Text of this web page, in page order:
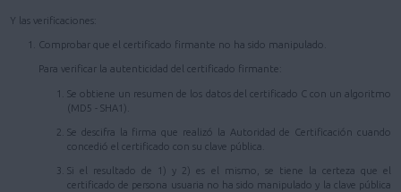
Y las verificaciones:
Comprobar que el certificado firmante no ha sido manipulado.
Para verificar la autenticidad del certificado firmante:
Se obtiene un resumen de los datos del certificado C con un algoritmo
(MD5 - SHA1).
Se descifra la firma que realizó la Autoridad de Certificación cuando
concedió el certificado con su clave pública.
Si el resultado de 1) y 2) es el mismo, se tiene la certeza que el
certificado de persona usuaria no ha sido manipulado y la clave pública